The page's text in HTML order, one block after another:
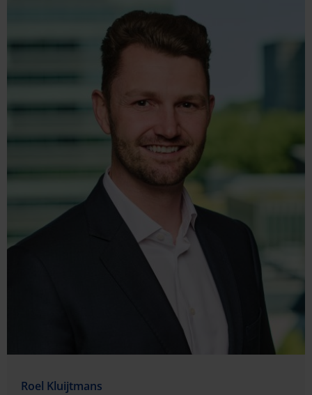
Roel Kluijtmans